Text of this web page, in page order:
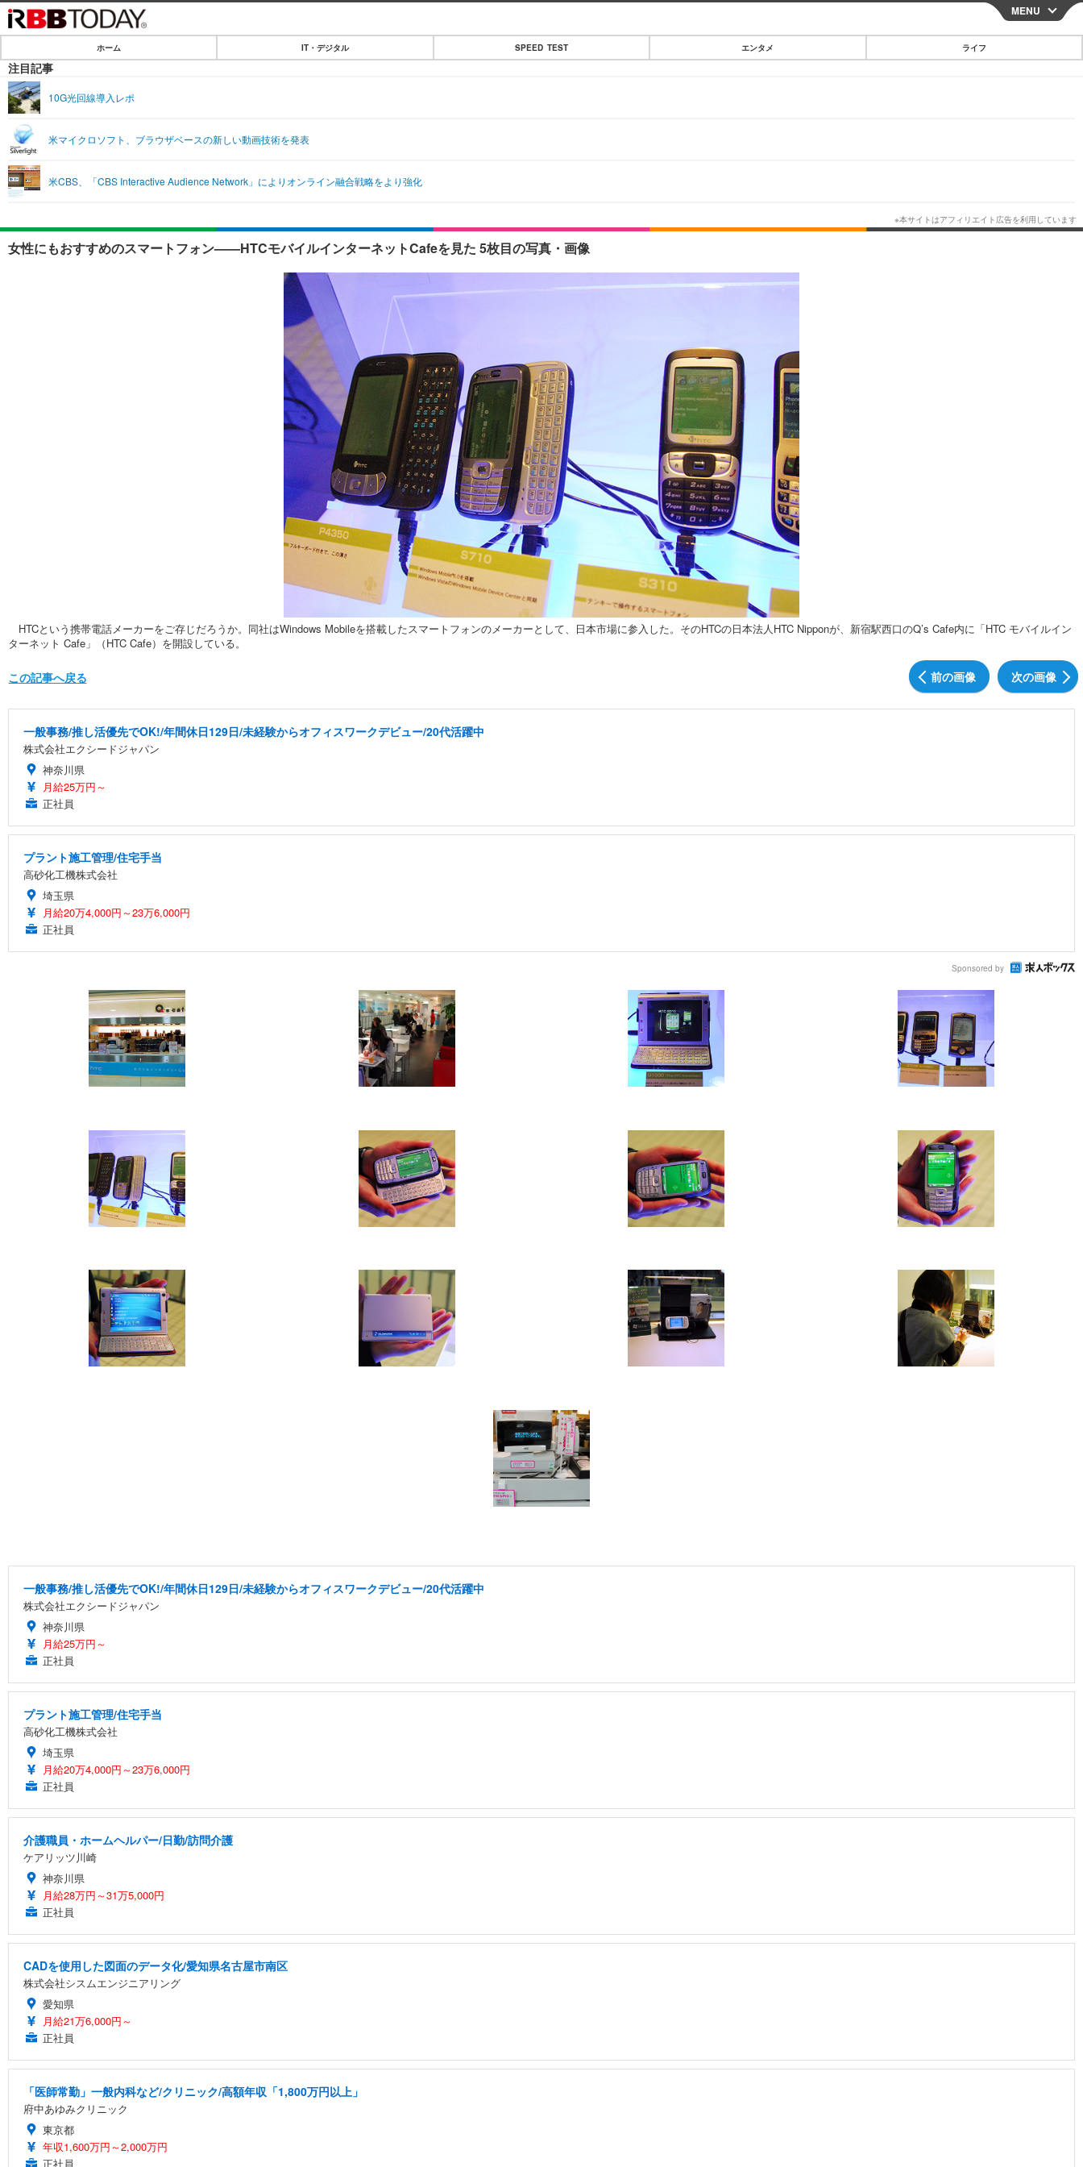
CLOSE
IT・デジタル
ショッピング
SPEED TEST
エンタメ
エンタメTOP
音楽
グラビア ブログ
ショッピング
ライフ
ライフTOP グルメ
ペット
その他
リリース一覧
MENU
ホーム IT・デジタル SPEED TEST エンタメ ライフ
注目記事
10G光回線導入レポ
米マイクロソフト、ブラウザベースの新しい動画技術を発表
米CBS、「CBS Interactive Audience Network」によりオンライン融合戦略をより強化
女性にもおすすめのスマートフォン——HTCモバイルインターネットCafeを見た 5枚目の写真・画像
HTCという携帯電話メーカーをご存じだろうか。同社はWindows Mobileを搭載したスマートフォンのメーカーとして、日本市場に参入した。そのHTCの日本法人HTC Nipponが、新宿駅西口のQ’s Cafe内に「HTC モバイルイン
ターネット Cafe」（HTC Cafe）を開設している。
前の画像 次の画像
この記事へ戻る
一般事務/推し活優先でOK!/年間休日129日/未経験からオフィスワークデビュー/20代活躍中
株式会社エクシードジャパン
神奈川県
月給25万円～
正社員
プラント施工管理/住宅手当
高砂化工機株式会社
埼玉県
月給20万4,000円～23万6,000円
正社員
Sponsored by
一般事務/推し活優先でOK!/年間休日129日/未経験からオフィスワークデビュー/20代活躍中
株式会社エクシードジャパン
神奈川県
月給25万円～
正社員
プラント施工管理/住宅手当
高砂化工機株式会社
埼玉県
月給20万4,000円～23万6,000円
正社員
介護職員・ホームヘルパー/日勤/訪問介護
ケアリッツ川崎
神奈川県
月給28万円～31万5,000円
正社員
CADを使用した図面のデータ化/愛知県名古屋市南区
株式会社シスムエンジニアリング
愛知県
月給21万6,000円～
正社員
「医師常勤」一般内科など/クリニック/高額年収「1,800万円以上」
府中あゆみクリニック
東京都
年収1,600万円～2,000万円
正社員